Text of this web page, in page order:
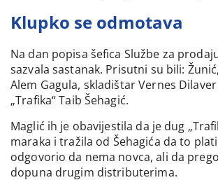
Klupko se odmotava
Na dan popisa šefica Službe za
sazvala sastanak. Prisutni su bili:
Alem Gagula, skladištar Vernes
„Trafika“ Taib Šehagić.
Maglić ih je obavijestila da je dug
maraka i tražila od Šehagića da to
odgovorio da nema novca, ali da
dopuna drugim distributerima.